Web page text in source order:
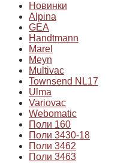
Новинки
Alpina
GEA
Handtmann
Marel
Meyn
Multivac
Townsend NL17
Ulma
Variovac
Webomatic
Поли 160
Поли 3430-18
Поли 3462
Поли 3463